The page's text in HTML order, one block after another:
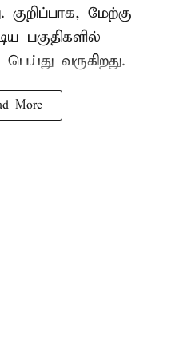
மேற்கு
பகுதிகளில்
வருகிறது.
More